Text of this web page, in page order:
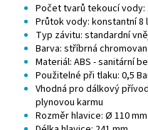
Počet tvarů tekoucí vody:
Průtok vody: konstantní 8
Typ závitu: standardní
Barva: stříbrná
Materiál: ABS - sanitární
Použitelné při tlaku: 0,5
Vhodná pro dálkový
plynovou karmu
Rozměr hlavice: Ø 110